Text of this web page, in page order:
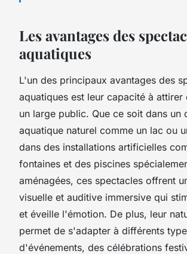
Les avantages des
aquatiques
L'un des principaux avantages des
aquatiques est leur capacité à attirer
un large public. Que ce soit dans un
aquatique naturel comme un lac ou
dans des installations artificielles
fontaines et des piscines
aménagées, ces spectacles offrent
visuelle et auditive immersive qui
et éveille l'émotion. De plus, leur
permet de s'adapter à différents
d'événements, des célébrations